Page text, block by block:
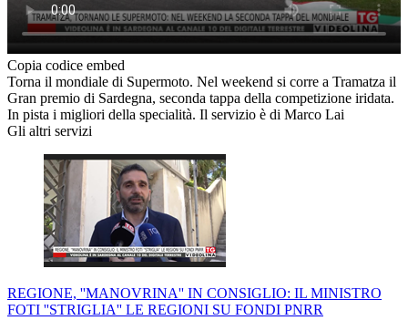
Copia codice embed
Torna il mondiale di Supermoto. Nel weekend si corre a Tramatza il
Gran premio di Sardegna, seconda tappa della competizione iridata.
In pista i migliori della specialità. Il servizio è di Marco Lai
Gli altri servizi
REGIONE, ''MANOVRINA'' IN CONSIGLIO: IL MINISTRO
FOTI ''STRIGLIA'' LE REGIONI SU FONDI PNRR